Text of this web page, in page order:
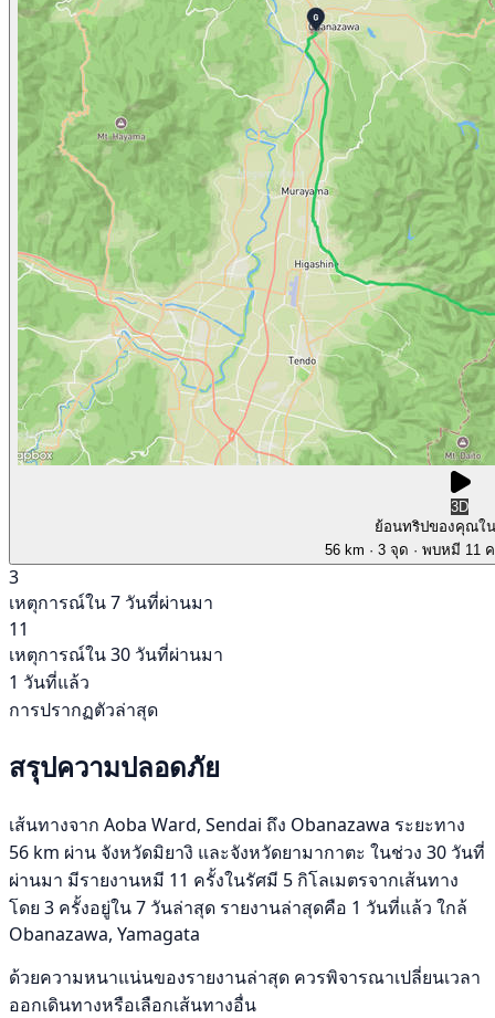
3D
ย้อนทริปของคุณใ
56 km · 3 จุด · พบหมี 11
3
เหตุการณ์ใน 7 วันที่ผ่านมา
11
เหตุการณ์ใน 30 วันที่ผ่านมา
1 วันที่แล้ว
การปรากฏตัวล่าสุด
สรุปความปลอดภัย
เส้นทางจาก Aoba Ward, Sendai ถึง Obanazawa ระยะทาง
56 km ผ่าน จังหวัดมิยางิ และจังหวัดยามากาตะ ในช่วง 30 วันที่
ผ่านมา มีรายงานหมี 11 ครั้งในรัศมี 5 กิโลเมตรจากเส้นทาง
โดย 3 ครั้งอยู่ใน 7 วันล่าสุด รายงานล่าสุดคือ 1 วันที่แล้ว ใกล้
Obanazawa, Yamagata
ด้วยความหนาแน่นของรายงานล่าสุด ควรพิจารณาเปลี่ยนเวลา
ออกเดินทางหรือเลือกเส้นทางอื่น